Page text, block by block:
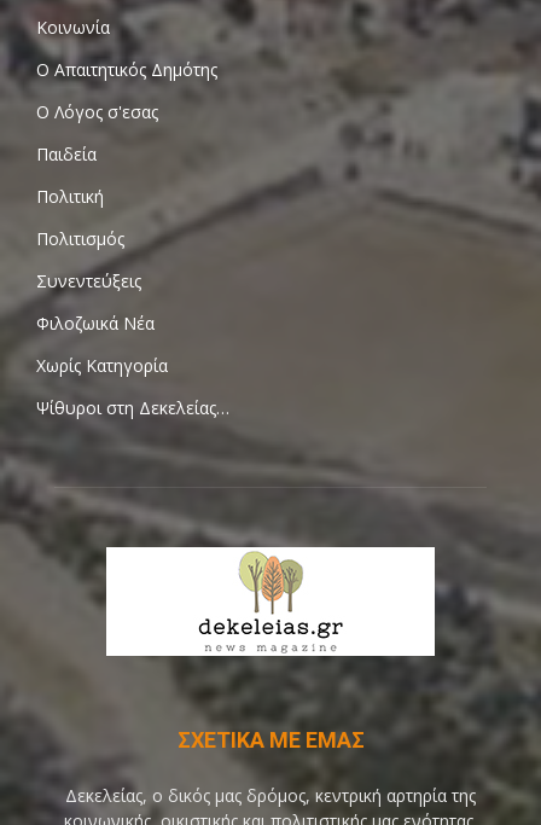
Κοινωνία
Ο Απαιτητικός Δημότης
Ο Λόγος σ'εσας
Παιδεία
Πολιτική
Πολιτισμός
Συνεντεύξεις
Φιλοζωικά Νέα
Χωρίς Κατηγορία
Ψίθυροι στη Δεκελείας…
ΣΧΕΤΙΚΑ ΜΕ ΕΜΑΣ
Δεκελείας, ο δικός μας δρόμος, κεντρική αρτηρία της
κοινωνικής, οικιστικής και πολιτιστικής μας ενότητας,